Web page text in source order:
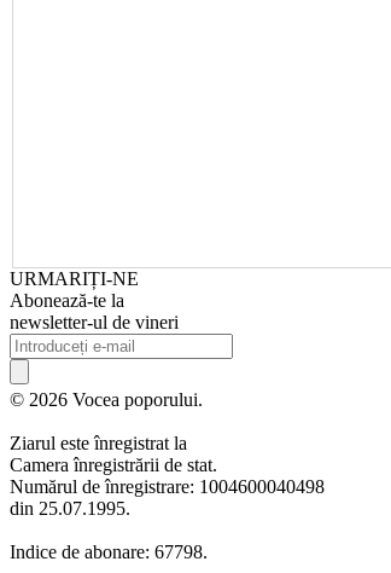
URMARIȚI-NE
Abonează-te la
newsletter-ul de vineri
© 2026 Vocea poporului.
Ziarul este înregistrat la
Camera înregistrării de stat.
Numărul de înregistrare: 1004600040498
din 25.07.1995.
Indice de abonare: 67798.